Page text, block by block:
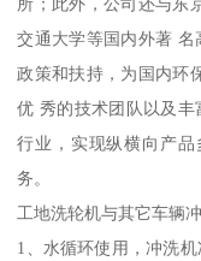
交通大学等国内外著
政策和扶持，为国内环
优 秀的技术团队以及
行业，实现纵横向产
务。
工地洗轮机与其它车辆
1、水循环使用，冲洗